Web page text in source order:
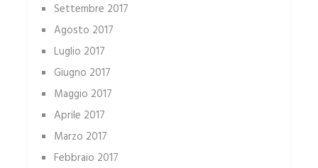
Settembre 2017
Agosto 2017
Luglio 2017
Giugno 2017
Maggio 2017
Aprile 2017
Marzo 2017
Febbraio 2017